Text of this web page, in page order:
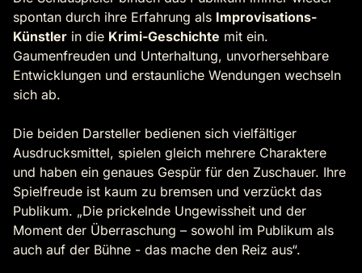
spontan durch ihre Erfahrung als Improvisations-
Künstler in die Krimi-Geschichte mit ein.
Gaumenfreuden und Unterhaltung, unvorhersehbare
Entwicklungen und erstaunliche Wendungen wechseln
sich ab.
Die beiden Darsteller bedienen sich vielfältiger
Ausdrucksmittel, spielen gleich mehrere Charaktere
und haben ein genaues Gespür für den Zuschauer. Ihre
Spielfreude ist kaum zu bremsen und verzückt das
Publikum. „Die prickelnde Ungewissheit und der
Moment der Überraschung – sowohl im Publikum als
auch auf der Bühne - das mache den Reiz aus“.